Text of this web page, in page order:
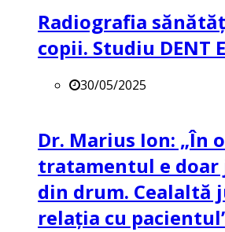
Radiografia
copii. Studiu DENT
30/05/2025
Dr. Marius Ion: „În
tratamentul e
din drum. Cealaltă
relația cu